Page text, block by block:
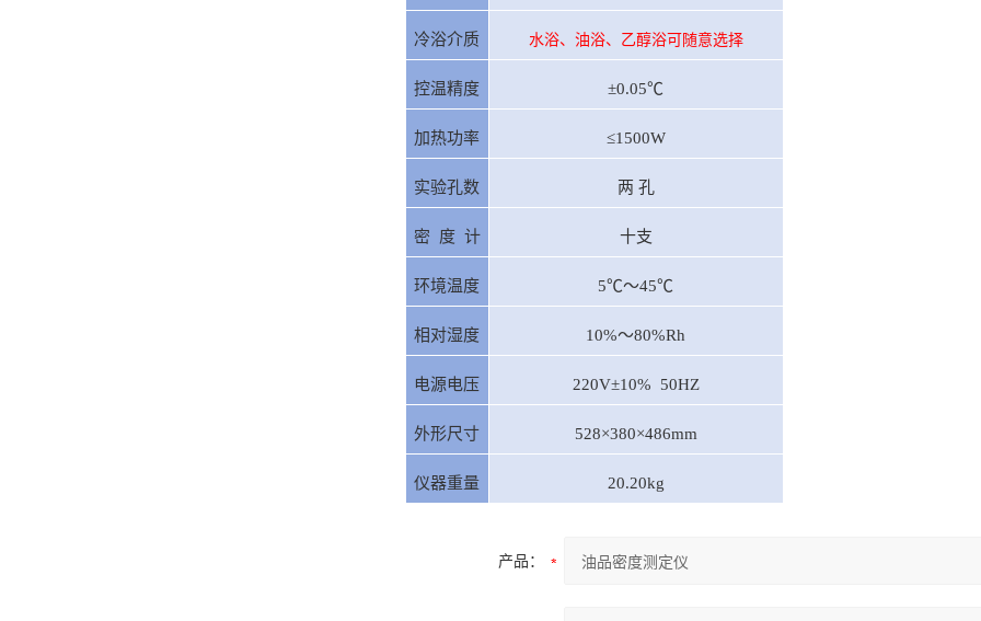
冷浴介质 水浴、油浴、乙醇浴可随意选择
控温精度 ±0.05℃
加热功率 ≤1500W
实验孔数 两 孔
密 度 计 十支
环境温度 5℃～45℃
相对湿度 10%～80%Rh
电源电压 220V±10% 50HZ
外形尺寸 528×380×486mm
仪器重量 20.20kg
产品：